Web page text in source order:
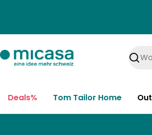
Deals% Tom Tailor Home